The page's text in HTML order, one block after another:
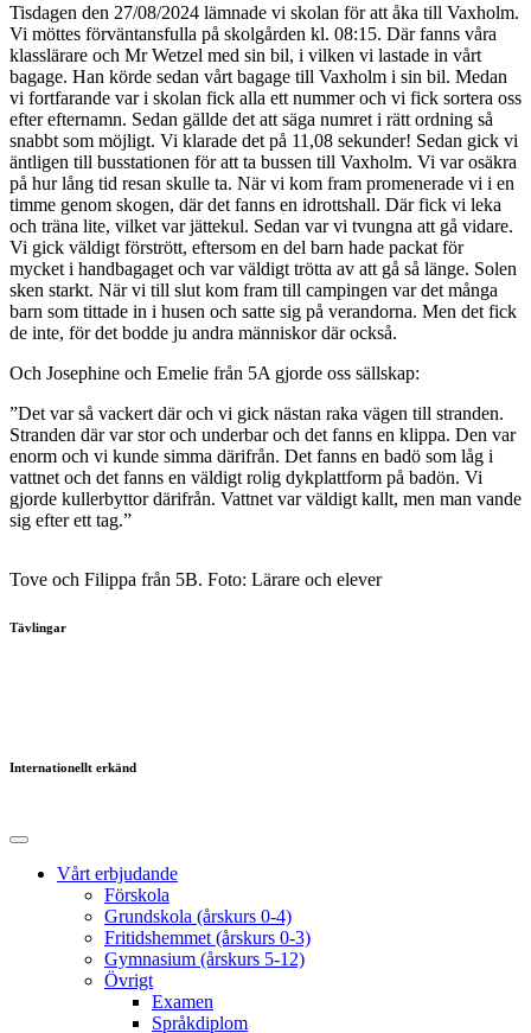
Tisdagen den 27/08/2024 lämnade vi skolan för att åka till Vaxholm.
Vi möttes förväntansfulla på skolgården kl. 08:15. Där fanns våra
klasslärare och Mr Wetzel med sin bil, i vilken vi lastade in vårt
bagage. Han körde sedan vårt bagage till Vaxholm i sin bil. Medan
vi fortfarande var i skolan fick alla ett nummer och vi fick sortera oss
efter efternamn. Sedan gällde det att säga numret i rätt ordning så
snabbt som möjligt. Vi klarade det på 11,08 sekunder! Sedan gick vi
äntligen till busstationen för att ta bussen till Vaxholm. Vi var osäkra
på hur lång tid resan skulle ta. När vi kom fram promenerade vi i en
timme genom skogen, där det fanns en idrottshall. Där fick vi leka
och träna lite, vilket var jättekul. Sedan var vi tvungna att gå vidare.
Vi gick väldigt förstrött, eftersom en del barn hade packat för
mycket i handbagaget och var väldigt trötta av att gå så länge. Solen
sken starkt. När vi till slut kom fram till campingen var det många
barn som tittade in i husen och satte sig på verandorna. Men det fick
de inte, för det bodde ju andra människor där också.
Och Josephine och Emelie från 5A gjorde oss sällskap:
”Det var så vackert där och vi gick nästan raka vägen till stranden.
Stranden där var stor och underbar och det fanns en klippa. Den var
enorm och vi kunde simma därifrån. Det fanns en badö som låg i
vattnet och det fanns en väldigt rolig dykplattform på badön. Vi
gjorde kullerbyttor därifrån. Vattnet var väldigt kallt, men man vande
sig efter ett tag.”
Tove och Filippa från 5B. Foto: Lärare och elever
Tävlingar
Internationellt erkänd
Vårt erbjudande
Förskola
Grundskola (årskurs 0-4)
Fritidshemmet (årskurs 0-3)
Gymnasium (årskurs 5-12)
Övrigt
Examen
Språkdiplom